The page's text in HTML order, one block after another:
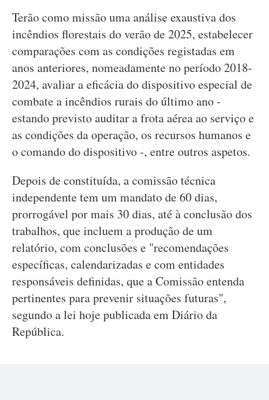
Terão como missão uma análise exaustiva dos
incêndios florestais do verão de 2025, estabelecer
comparações com as condições registadas em
anos anteriores, nomeadamente no período 2018-
2024, avaliar a eficácia do dispositivo especial de
combate a incêndios rurais do último ano -
estando previsto auditar a frota aérea ao serviço e
as condições da operação, os recursos humanos e
o comando do dispositivo -, entre outros aspetos.
Depois de constituída, a comissão técnica
independente tem um mandato de 60 dias,
prorrogável por mais 30 dias, até à conclusão dos
trabalhos, que incluem a produção de um
relatório, com conclusões e "recomendações
específicas, calendarizadas e com entidades
responsáveis definidas, que a Comissão entenda
pertinentes para prevenir situações futuras",
segundo a lei hoje publicada em Diário da
República.